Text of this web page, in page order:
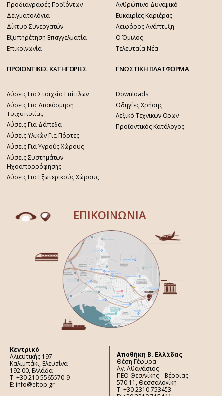
Προδιαγραφές Προϊόντων
Δειγματολόγια
Δίκτυο Συνεργατών
Εξυπηρέτηση Επαγγελματία
Επικοινωνία
Ανθρώπινο Δυναμικό
Ευκαιρίες Καριέρας
Αειφόρος Ανάπτυξη
Ο Όμιλος
Τελευταία Νέα
ΠΡΟΙΟΝΤΙΚΕΣ ΚΑΤΗΓΟΡΙΕΣ
Λύσεις Για Στοιχεία Επίπλων
Λύσεις Για Διακόσμηση
Τοιχοποιίας
Λύσεις Για Δάπεδα
Λύσεις Υλικών Για Πόρτες
Λύσεις Για Υγρούς Χώρους
Λύσεις Συστημάτων
Ηχοαπορρόφησης
Λύσεις Για Εξωτερικούς Χώρους
ΓΝΩΣΤΙΚΗ ΠΛΑΤΦΟΡΜΑ
Downloads
Οδηγίες Χρήσης
Λεξικό Τεχνικών Όρων
Προϊοντικός Κατάλογος
ΕΠΙΚΟΙΝΩΝΙΑ
Κεντρικό
Αλιευτικής 197
Καλιμπάκι, Ελευσίνα
192 00, Ελλάδα
Τ: +30 210 5565570-9
E: info@eltop.gr
Aποθήκη Β. Ελλάδας
Θέση Γέφυρα
Αγ. Αθανάσιος
ΠΕΟ Θεσ/νίκης – Βέροιας
570 11, Θεσσαλονίκη
Τ: +30 2310 753453